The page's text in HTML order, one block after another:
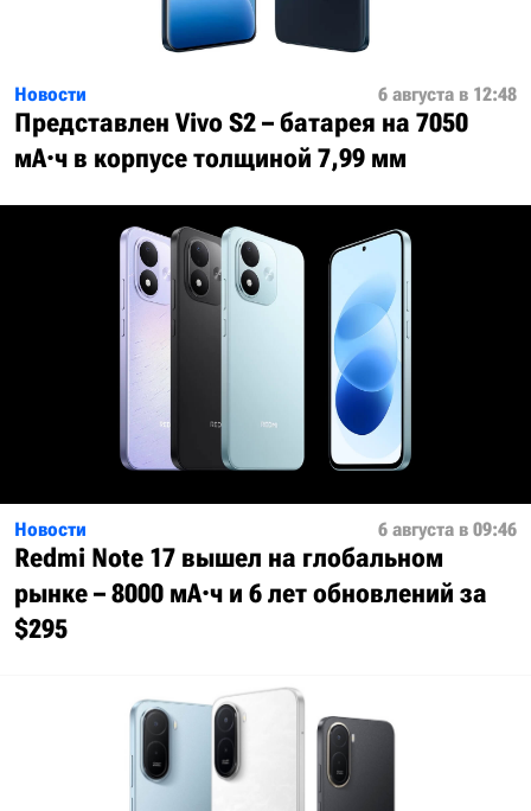
Новости 6 августа в 12:48
Представлен Vivo S2 – батарея на 7050
мА·ч в корпусе толщиной 7,99 мм
Новости 6 августа в 09:46
Redmi Note 17 вышел на глобальном
рынке – 8000 мА·ч и 6 лет обновлений за
$295